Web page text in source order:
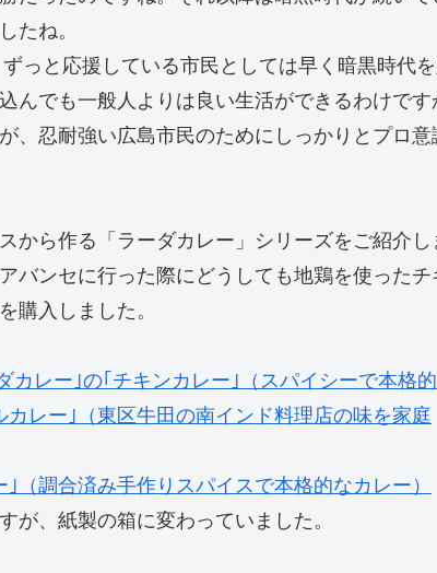
たね。
っと応援している市民としては早く暗黒時代
んでも一般人よりは良い生活ができるわけです
、忍耐強い広島市民のためにしっかりとプロ意
から作る「ラーダカレー」シリーズをご紹介し
バンセに行った際にどうしても地鶏を使ったチ
購入しました。
レー｣の｢チキンカレー｣（スパイシーで本格的
レー｣（東区牛田の南インド料理店の味を家庭
（調合済み手作りスパイスで本格的なカレー）
が、紙製の箱に変わっていました。